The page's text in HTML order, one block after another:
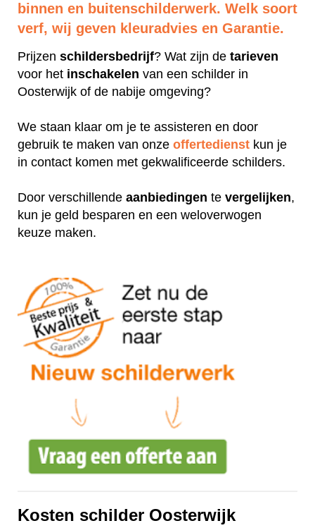
binnen en buitenschilderwerk. Welk soort
verf, wij geven kleuradvies en Garantie.
Prijzen schildersbedrijf? Wat zijn de tarieven
voor het inschakelen van een schilder in
Oosterwijk of de nabije omgeving?
We staan klaar om je te assisteren en door
gebruik te maken van onze offertedienst kun je
in contact komen met gekwalificeerde schilders.
Door verschillende aanbiedingen te vergelijken,
kun je geld besparen en een weloverwogen
keuze maken.
Kosten schilder Oosterwijk